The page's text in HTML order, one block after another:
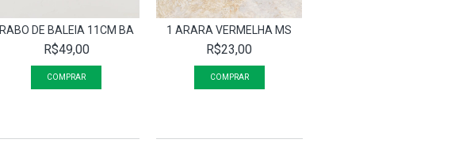
RABO DE BALEIA 11CM BA
R$49,00
1 ARARA VERMELHA MS
R$23,00